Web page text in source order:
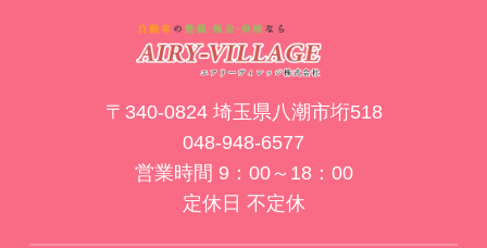
〒340-0824 埼玉県八潮市垳518
048-948-6577
営業時間 9：00～18：00
定休日 不定休